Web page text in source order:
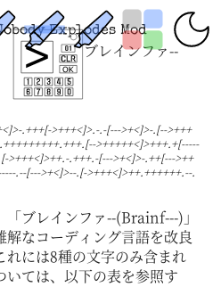
Explodes Mod
ブレインファ--
.+++[->+++<]>.-.-[--->+<]>-.[-->+++
>+++++<]>+++.+[-----
>+++<]>++.-.+++.-[--->+<]>-.++[--->++
.--[--->+<]>--.[->+++<]>++.++++++.--.
「ブレインファ--(Brainf---)」
解なコーディング言語を改良
れには8種の文字のみ含まれ
いては、以下の表を参照す